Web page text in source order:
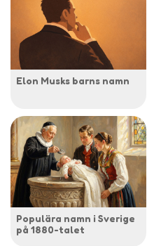
Elon Musks barns namn
Populära namn i Sverige
på 1880-talet